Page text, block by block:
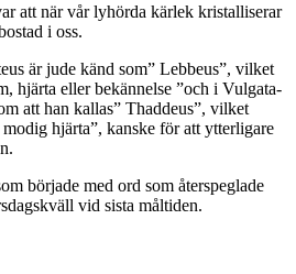
att när vår lyhörda kärlek kristalliserar
i oss.
är jude känd som” Lebbeus”, vilket
hjärta eller bekännelse ”och i Vulgata-
att han kallas” Thaddeus”, vilket
hjärta”, kanske för att ytterligare
började med ord som återspeglade
vid sista måltiden.